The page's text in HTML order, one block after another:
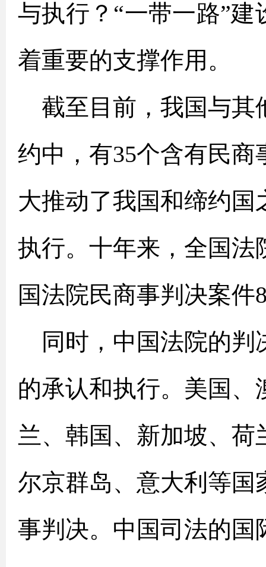
与执行？“一带一路”
着重要的支撑作用。
截至目前，我国与其
约中，有35个含有民
大推动了我国和缔约
执行。十年来，全国法
国法院民商事判决案件
同时，中国法院的判
的承认和执行。美国
兰、韩国、新加坡、
尔京群岛、意大利等
事判决。中国司法的国